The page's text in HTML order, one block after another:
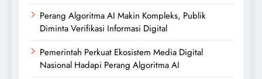
Perang Algoritma AI Makin Kompleks, Publik
Diminta Verifikasi Informasi Digital
Pemerintah Perkuat Ekosistem Media Digital
Nasional Hadapi Perang Algoritma AI